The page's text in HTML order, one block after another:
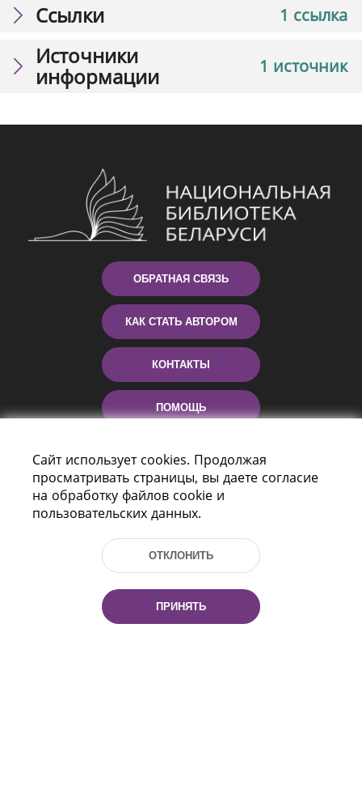
1 ссылка
Ссылки
1 источник
Источники
информации
ОБРАТНАЯ СВЯЗЬ
КАК СТАТЬ АВТОРОМ
КОНТАКТЫ
ПОМОЩЬ
Пр-т Независимости 116
Тел.: (+375 17) 368 37 37, Факс: (+375 17)
Сайт использует cookies. Продолжая
просматривать страницы, вы даете согласие
на обработку файлов cookie и
пользовательских данных.
ОТКЛОНИТЬ
ПРИНЯТЬ